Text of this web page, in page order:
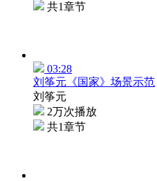
共1章节
03:28
刘筝元《国家》场景示范
刘筝元
2万次播放
共1章节